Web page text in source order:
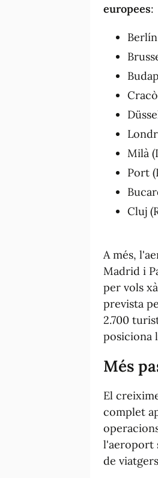
europees:
Milà
Port
Cluj
A més,
Madrid i
per vols
prevista
2.700
posiciona
Més
El
complet
l'aeroport
de